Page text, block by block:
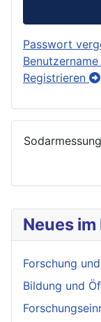
Neues
Forschung
Bildung und
Passwort
Registrieren